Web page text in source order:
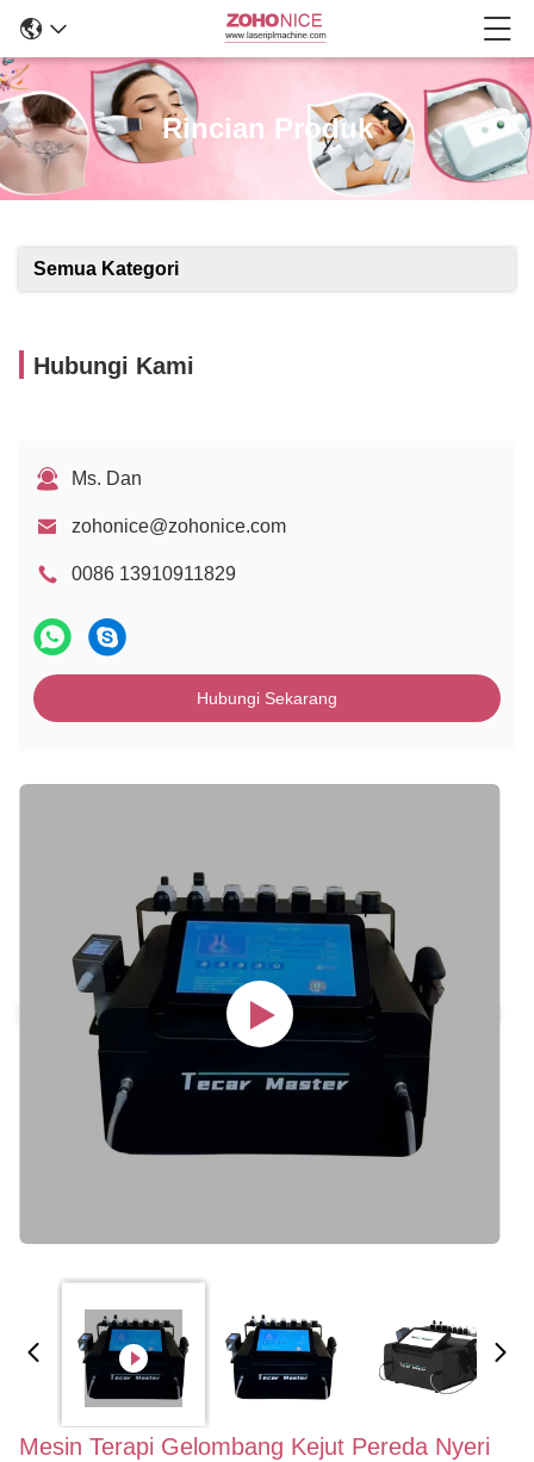
Rincian Produk
Semua Kategori
Hubungi Kami
Ms. Dan
zohonice@zohonice.com
0086 13910911829
Hubungi Sekarang
Mesin Terapi Gelombang Kejut Pereda Nyeri